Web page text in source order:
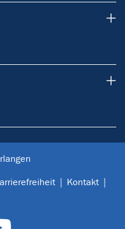
Kontakt